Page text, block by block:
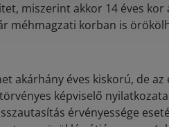
miszerint akkor 14 éves
méhmagzati korban is
akárhány éves kiskorú, de
képviselő
érvényessége